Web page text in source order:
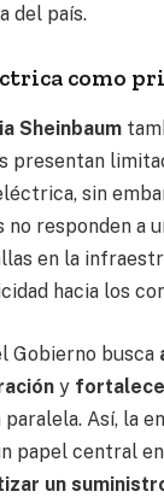
del país.
como
Sheinbaum
presentan
sin
responden a
en la
hacia los
Gobierno busca
y
paralela. Así, la
papel central
un